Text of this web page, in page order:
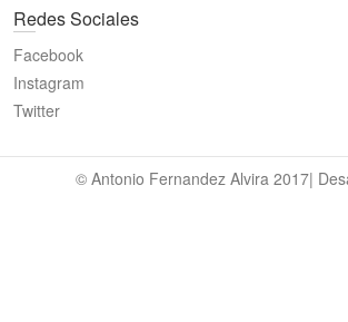
Redes Sociales
Facebook
Instagram
Twitter
© Antonio Fernandez Alvira 2017|